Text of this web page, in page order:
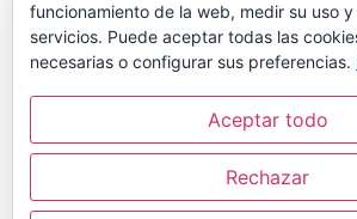
Web
Guarda mi nombre, correo
navegador para la próxima vez que
funcionamiento de la web, medir su uso
servicios. Puede aceptar todas las
necesarias o configurar sus preferencias.
Aceptar todo
Rechazar